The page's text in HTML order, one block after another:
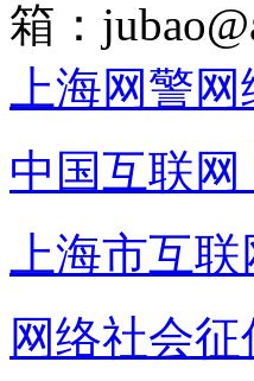
箱：
上海网警
中国互联网
上海市互联
网络社会征